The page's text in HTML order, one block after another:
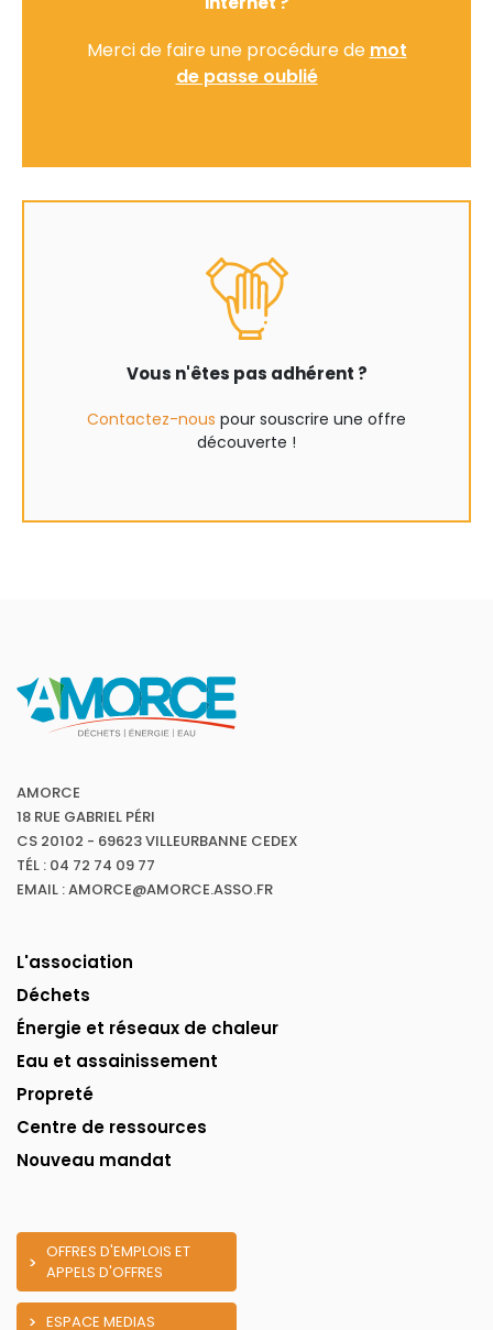
Merci de faire une procédure de mot
de passe oublié
Vous n'êtes pas adhérent ?
Contactez-nous pour souscrire une offre
découverte !
AMORCE
18 RUE GABRIEL PÉRI
CS 20102 - 69623 VILLEURBANNE CEDEX
TÉL : 04 72 74 09 77
EMAIL : AMORCE@AMORCE.ASSO.FR
L'association
Déchets
Énergie et réseaux de chaleur
Eau et assainissement
Propreté
Centre de ressources
Nouveau mandat
OFFRES D'EMPLOIS ET
APPELS D'OFFRES
ESPACE MEDIAS